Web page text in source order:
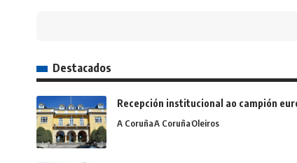
Destacados
Recepción institucional ao campión
A CoruñaA CoruñaOleiros